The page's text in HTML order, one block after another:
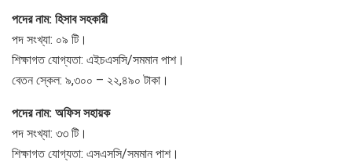
পদের নাম: হিসাব সহকারী
পদ সংখ্যা: ০৯ টি।
শিক্ষাগত যোগ্যতা: এইচএসসি/সমমান পাশ।
বেতন স্কেল: ৯,৩০০ – ২২,৪৯০ টাকা।
পদের নাম: অফিস সহায়ক
পদ সংখ্যা: ৩৩ টি।
শিক্ষাগত যোগ্যতা: এসএসসি/সমমান পাশ।